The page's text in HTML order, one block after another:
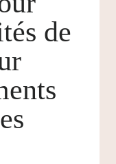
de